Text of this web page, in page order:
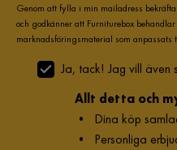
Genom att fylla i min mailadress
och godkänner att Furniturebox
marknadsföringsmaterial som
Ja, tack! Jag vill även
Allt detta och
• Dina köp
• Personliga